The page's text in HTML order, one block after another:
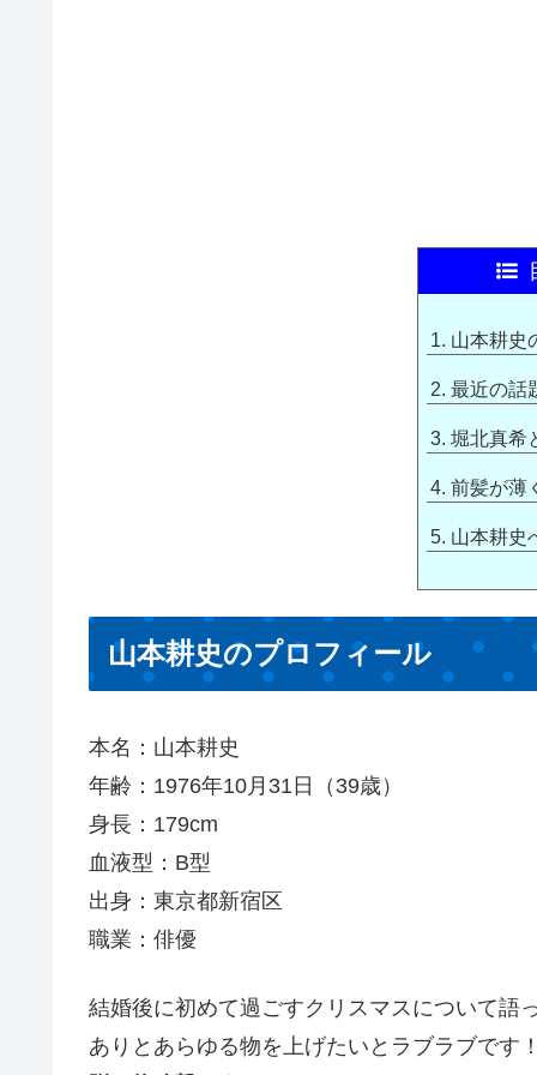
山本耕史
最近の話
堀北真希
前髪が薄
山本耕史
山本耕史のプロフィール
本名：山本耕史
年齢：1976年10月31日（39歳）
身長：179cm
血液型：B型
出身：東京都新宿区
職業：俳優
結婚後に初めて過ごすクリスマスについて語
ありとあらゆる物を上げたいとラブラブです